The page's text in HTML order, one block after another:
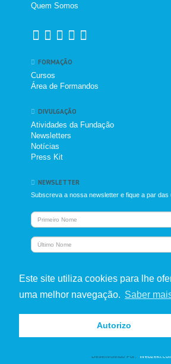
Este site utiliza cookies para lhe
uma melhor navegação. Saber
Autorizo
Quem Somos
FORMAÇÃO
Cursos
Área de Formandos
DIVULGAÇÃO
Atividades da Fundação
Newsletters
Notícias
Press Kit
NEWSLETTER
Subscreva a nossa newsletter e fique a par das
Nome
Nome
Declaro que li e compreendi o alcance da
Copyright © 2026 • Fundação Brazelton / Gomes-Pedro •
Desenvolvido Por: